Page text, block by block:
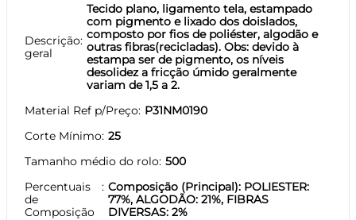
Descrição
geral
Tecido plano, ligamento tela, estampado
com pigmento e lixado dos doislados,
composto por fios de poliéster, algodão e
outras fibras(recicladas). Obs: devido à
estampa ser de pigmento, os níveis
desolidez a fricção úmido geralmente
variam de 1,5 a 2.
Material Ref p/Preço P31NM0190
Corte Mínimo 25
Tamanho médio do rolo 500
Percentuais
de
Composição
Composição (Principal): POLIESTER:
77%, ALGODÃO: 21%, FIBRAS
DIVERSAS: 2%